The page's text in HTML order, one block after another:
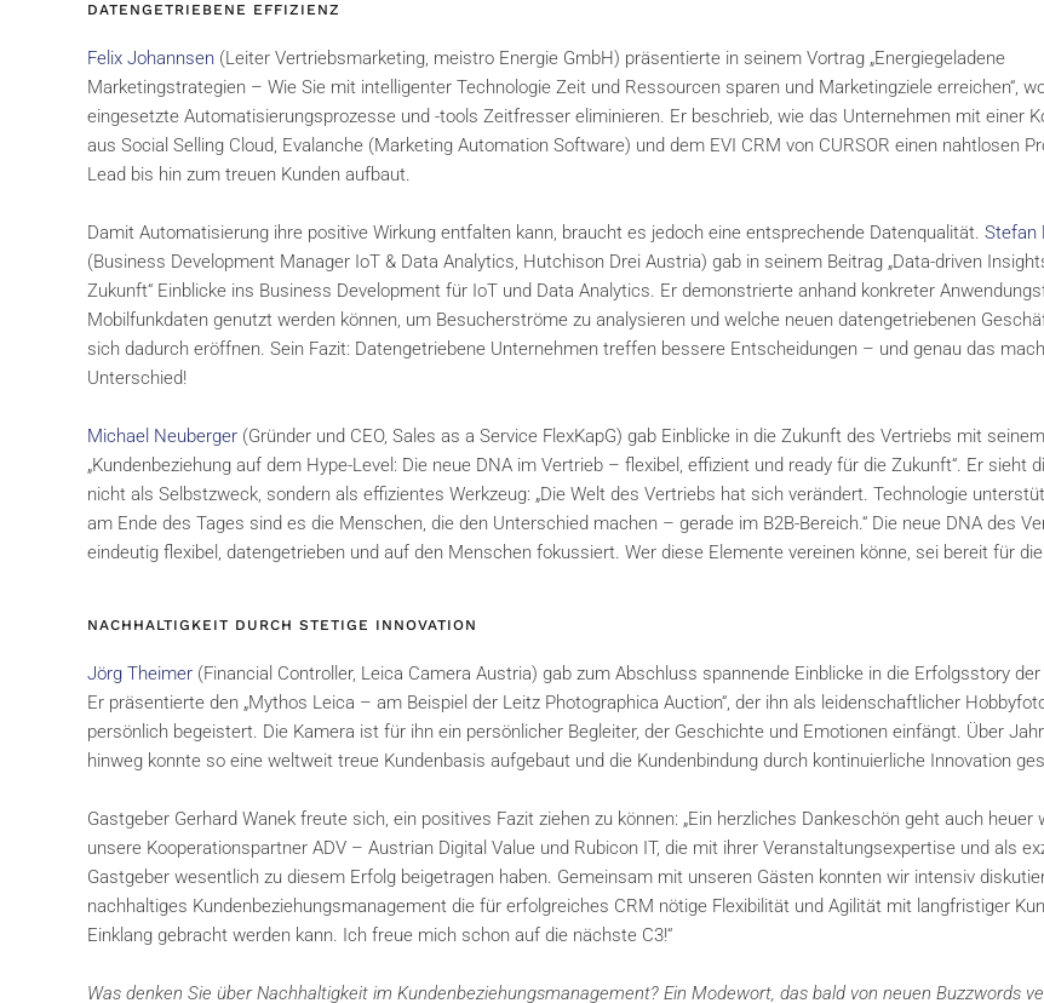
DATENGETRIEBENE EFFIZIENZ
Felix Johannsen (Leiter Vertriebsmarketing, meistro Energie GmbH) präsentierte in seinem Vortrag „Energiegeladene
Marketingstrategien – Wie Sie mit intelligenter Technologie Zeit und Ressourcen sparen und Marketingziele erreichen“,
eingesetzte Automatisierungsprozesse und -tools Zeitfresser eliminieren. Er beschrieb, wie das Unternehmen mit einer
aus Social Selling Cloud, Evalanche (Marketing Automation Software) und dem EVI CRM von CURSOR einen nahtlosen
Lead bis hin zum treuen Kunden aufbaut.
Damit Automatisierung ihre positive Wirkung entfalten kann, braucht es jedoch eine entsprechende Datenqualität. Stefan
(Business Development Manager IoT & Data Analytics, Hutchison Drei Austria) gab in seinem Beitrag „Data-driven
Zukunft“ Einblicke ins Business Development für IoT und Data Analytics. Er demonstrierte anhand konkreter
Mobilfunkdaten genutzt werden können, um Besucherströme zu analysieren und welche neuen datengetriebenen
sich dadurch eröffnen. Sein Fazit: Datengetriebene Unternehmen treffen bessere Entscheidungen – und genau das
Unterschied!
Michael Neuberger (Gründer und CEO, Sales as a Service FlexKapG) gab Einblicke in die Zukunft des Vertriebs mit
„Kundenbeziehung auf dem Hype-Level: Die neue DNA im Vertrieb – flexibel, effizient und ready für die Zukunft“. Er sieht
nicht als Selbstzweck, sondern als effizientes Werkzeug: „Die Welt des Vertriebs hat sich verändert. Technologie
am Ende des Tages sind es die Menschen, die den Unterschied machen – gerade im B2B-Bereich.“ Die neue DNA des
eindeutig flexibel, datengetrieben und auf den Menschen fokussiert. Wer diese Elemente vereinen könne, sei bereit für
NACHHALTIGKEIT DURCH STETIGE INNOVATION
Jörg Theimer (Financial Controller, Leica Camera Austria) gab zum Abschluss spannende Einblicke in die Erfolgsstory
Er präsentierte den „Mythos Leica – am Beispiel der Leitz Photographica Auction“, der ihn als leidenschaftlicher
persönlich begeistert. Die Kamera ist für ihn ein persönlicher Begleiter, der Geschichte und Emotionen einfängt. Über
hinweg konnte so eine weltweit treue Kundenbasis aufgebaut und die Kundenbindung durch kontinuierliche Innovation
Gastgeber Gerhard Wanek freute sich, ein positives Fazit ziehen zu können: „Ein herzliches Dankeschön geht auch heuer
unsere Kooperationspartner ADV – Austrian Digital Value und Rubicon IT, die mit ihrer Veranstaltungsexpertise und als
Gastgeber wesentlich zu diesem Erfolg beigetragen haben. Gemeinsam mit unseren Gästen konnten wir intensiv
nachhaltiges Kundenbeziehungsmanagement die für erfolgreiches CRM nötige Flexibilität und Agilität mit langfristiger
Einklang gebracht werden kann. Ich freue mich schon auf die nächste C3!“
Was denken Sie über Nachhaltigkeit im Kundenbeziehungsmanagement? Ein Modewort, das bald von neuen Buzzwords